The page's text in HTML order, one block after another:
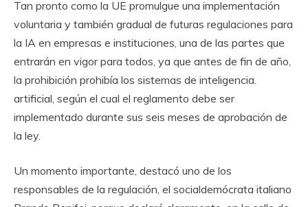
Tan pronto como la UE promulgue una implementación
voluntaria y también gradual de futuras regulaciones para
la IA en empresas e instituciones, una de las partes que
entrarán en vigor para todos, ya que antes de fin de año,
la prohibición prohibía los sistemas de inteligencia.
artificial, según el cual el reglamento debe ser
implementado durante sus seis meses de aprobación de
la ley.
Un momento importante, destacó uno de los
responsables de la regulación, el socialdemócrata italiano